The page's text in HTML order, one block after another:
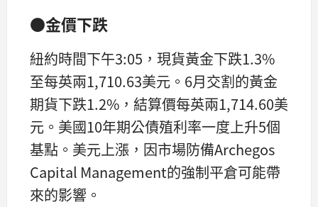
●金價下跌
紐約時間下午3:05，現貨黃金下跌1.3%
至每英兩1,710.63美元。6月交割的黃金
期貨下跌1.2%，結算價每英兩1,714.60美
元。美國10年期公債殖利率一度上升5個
基點。美元上漲，因市場防備Archegos
Capital Management的強制平倉可能帶
來的影響。